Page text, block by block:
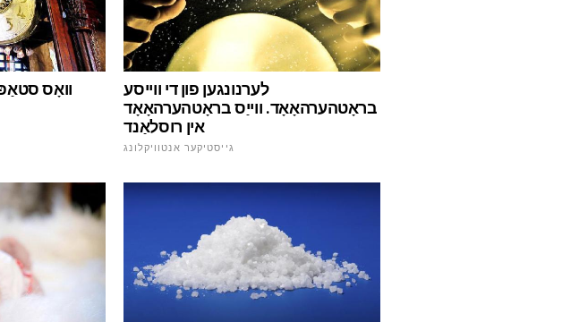
וואָס
לערנונגען פון די ווייסע
בראָטהערהאָאָד. ווייַס בראָטהערהאָאָד
אין רוסלאַנד
גייסטיקער אנטוויקלונג